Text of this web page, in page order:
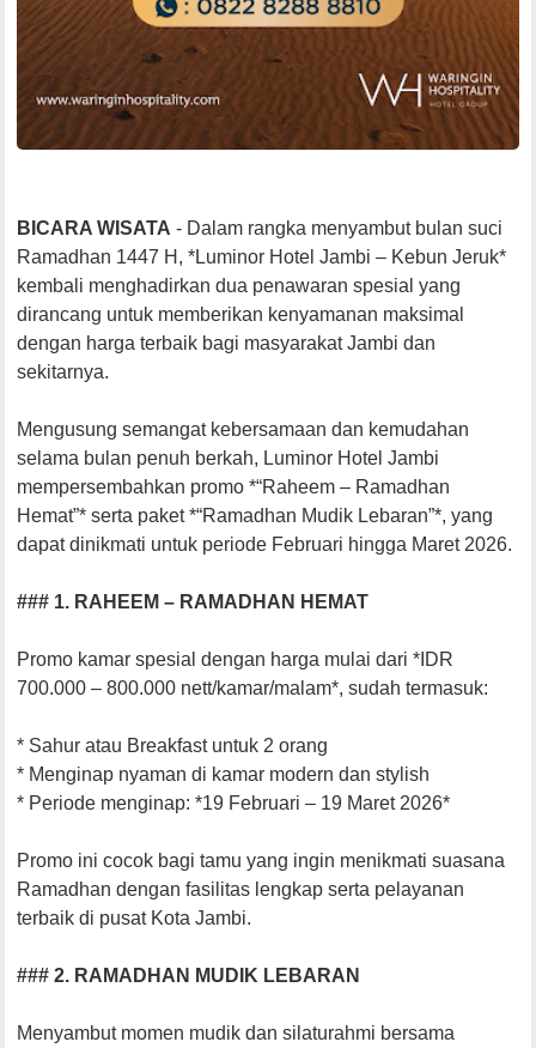
BICARA WISATA - Dalam rangka menyambut bulan suci
Ramadhan 1447 H, *Luminor Hotel Jambi – Kebun Jeruk*
kembali menghadirkan dua penawaran spesial yang
dirancang untuk memberikan kenyamanan maksimal
dengan harga terbaik bagi masyarakat Jambi dan
sekitarnya.
Mengusung semangat kebersamaan dan kemudahan
selama bulan penuh berkah, Luminor Hotel Jambi
mempersembahkan promo *“Raheem – Ramadhan
Hemat”* serta paket *“Ramadhan Mudik Lebaran”*, yang
dapat dinikmati untuk periode Februari hingga Maret 2026.
### 1. RAHEEM – RAMADHAN HEMAT
Promo kamar spesial dengan harga mulai dari *IDR
700.000 – 800.000 nett/kamar/malam*, sudah termasuk:
* Sahur atau Breakfast untuk 2 orang
* Menginap nyaman di kamar modern dan stylish
* Periode menginap: *19 Februari – 19 Maret 2026*
Promo ini cocok bagi tamu yang ingin menikmati suasana
Ramadhan dengan fasilitas lengkap serta pelayanan
terbaik di pusat Kota Jambi.
### 2. RAMADHAN MUDIK LEBARAN
Menyambut momen mudik dan silaturahmi bersama